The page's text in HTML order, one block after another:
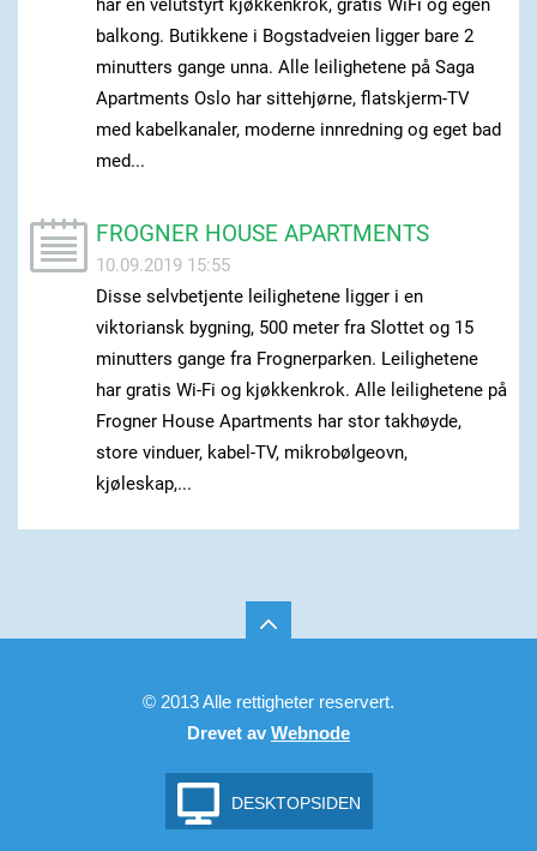
har en velutstyrt kjøkkenkrok, gratis WiFi og egen
balkong. Butikkene i Bogstadveien ligger bare 2
minutters gange unna. Alle leilighetene på Saga
Apartments Oslo har sittehjørne, flatskjerm-TV
med kabelkanaler, moderne innredning og eget bad
med...
FROGNER HOUSE APARTMENTS
10.09.2019 15:55
Disse selvbetjente leilighetene ligger i en
viktoriansk bygning, 500 meter fra Slottet og 15
minutters gange fra Frognerparken. Leilighetene
har gratis Wi-Fi og kjøkkenkrok. Alle leilighetene på
Frogner House Apartments har stor takhøyde,
store vinduer, kabel-TV, mikrobølgeovn,
kjøleskap,...
© 2013 Alle rettigheter reservert.
Drevet av Webnode
DESKTOPSIDEN